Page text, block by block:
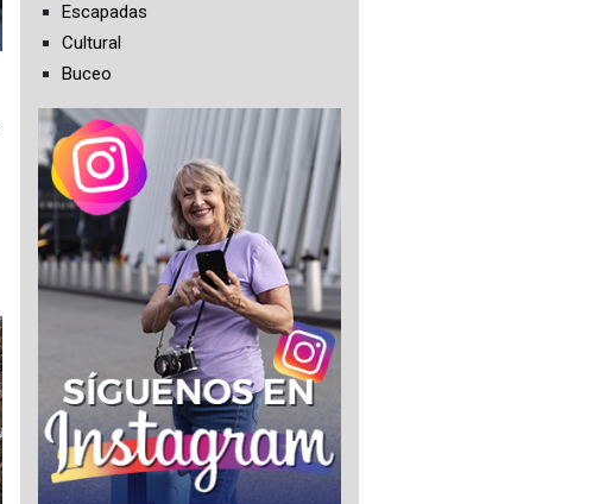
Escapadas
Cultural
Buceo